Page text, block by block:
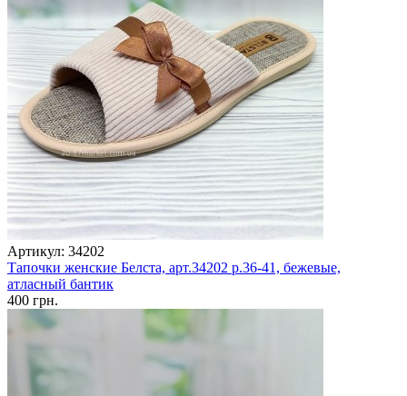
Артикул: 34202
Тапочки женские Белста, арт.34202 р.36-41, бежевые,
атласный бантик
400 грн.